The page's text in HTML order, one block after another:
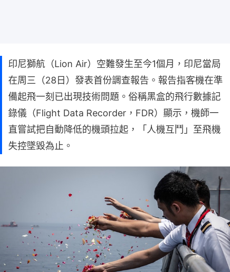
印尼獅航（Lion Air）空難發生至今1個月，印尼當局
在周三（28日）發表首份調查報告。報告指客機在準
備起飛一刻已出現技術問題。俗稱黑盒的飛行數據記
錄儀（Flight Data Recorder，FDR）顯示，機師一
直嘗試把自動降低的機頭拉起，「人機互鬥」至飛機
失控墜毀為止。